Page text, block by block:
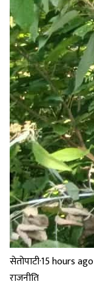
सेतोपाटी·15 hours ago
राजनीति